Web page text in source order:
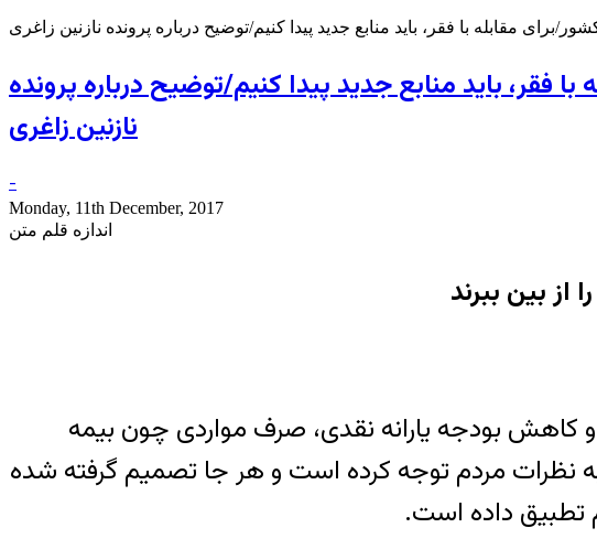
مقابله با فقر، باید منابع جدید پیدا کنیم/توضیح درباره پرونده نازنین زاغری
باید منابع جدید پیدا کنیم/توضیح درباره پرونده
نازنین زاغری
-
Monday, 11th December, 2017
اندازه قلم متن
کاهش بودجه یارانه نقدی، صرف مواردی چون بیمه
مردم توجه کرده است و هر جا تصمیم گرفته شده
تطبیق داده است.